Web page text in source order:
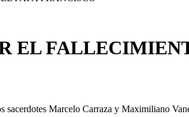
EL
Marcelo Carraza y Maximiliano